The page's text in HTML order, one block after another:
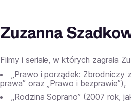
Zuzanna
Filmy i seriale, w których zagrała
„Prawo i porządek: Zbrodniczy
prawa” oraz „Prawo i bezprawie”),
„Rodzina Soprano” (2007 rok,